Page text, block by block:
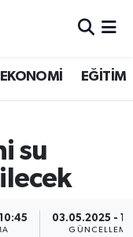
EKONOMİ EĞİTİM
su
03.05.2025 -
GÜNCELLEME